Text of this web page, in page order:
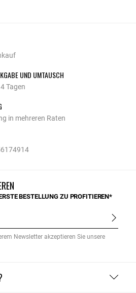
UND UMTAUSCH
Tagen
in mehreren Raten
BESTELLUNG ZU PROFITIEREN*
Newsletter akzeptieren Sie unsere